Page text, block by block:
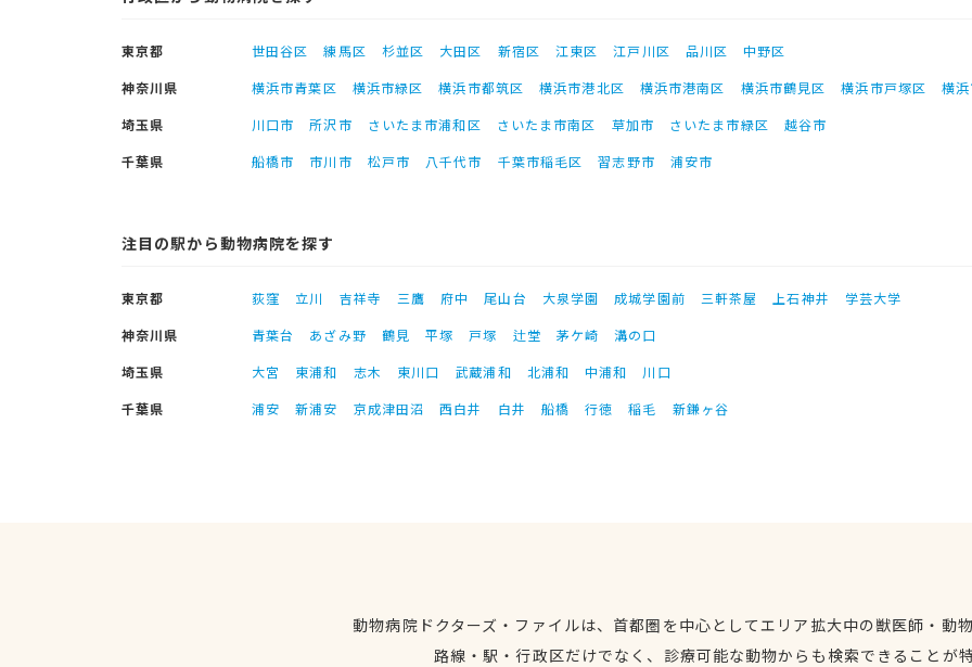
東京都 世田谷区 練馬区 杉並区 大田区 新宿区 江東区 江戸川区 品川区
中野区
神奈川県
横浜市青葉区 横浜市緑区 横浜市都筑区 横浜市港北区 横浜市港南区 横浜市鶴見区 横浜市戸塚区
横
埼玉県
川口市 所沢市 さいたま市浦和区 さいたま市南区 草加市 さいたま市緑区
越谷市
千葉県
船橋市 市川市 松戸市 八千代市 千葉市稲毛区 習志野市 浦安市
注目の駅から動物病院を探す
東京都 荻窪 立川 吉祥寺 三鷹 府中 尾山台 大泉学園 成城学園前 三軒茶屋 上石神井
学芸大学
神奈川県
青葉台 あざみ野 鶴見 平塚 戸塚 辻堂 茅ケ崎
溝の口
埼玉県
大宮 東浦和 志木 東川口 武蔵浦和 北浦和 中浦和
川口
千葉県
浦安 新浦安 京成津田沼 西白井 白井 船橋 行徳 稲毛 新鎌ヶ谷
動物病院ドクターズ・ファイルは、首都圏を中心としてエリア拡大中の獣医師・動
路線・駅・行政区だけでなく、診療可能な動物からも検索できることが